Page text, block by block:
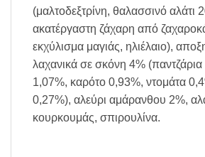
(μαλτοδεξτρίνη, θαλασσινό αλάτι
ακατέργαστη ζάχαρη από
εκχύλισμα μαγιάς, ηλιέλαιο),
λαχανικά σε σκόνη 4%
1,07%, καρότο 0,93%, ντομάτα
0,27%), αλεύρι αμάρανθου 2%,
κουρκουμάς, σπιρουλίνα.